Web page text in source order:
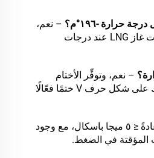
حرارة -١٩٦°م؟
– نعم،
وهي مُصمَّمة خصيصًا لعمليات غاز LNG عند درجات
– نعم، وتوفِّر الأختام
الديناميكية المشحونة بزنبرك على شكل حرف V ختمًا فعّالًا
– عادةً ≤ ٥ ميجا باسكال، مع وجود
المؤقتة في الضغط.